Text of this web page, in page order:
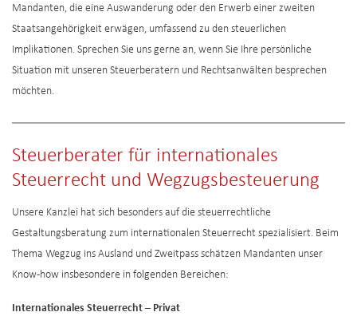
Mandanten, die eine Auswanderung oder den Erwerb einer zweiten
Staatsangehörigkeit erwägen, umfassend zu den steuerlichen
Implikationen. Sprechen Sie uns gerne an, wenn Sie Ihre persönliche
Situation mit unseren Steuerberatern und Rechtsanwälten besprechen
möchten.
Steuerberater für internationales
Steuerrecht und Wegzugsbesteuerung
Unsere Kanzlei hat sich besonders auf die steuerrechtliche
Gestaltungsberatung zum internationalen Steuerrecht spezialisiert. Beim
Thema Wegzug ins Ausland und Zweitpass schätzen Mandanten unser
Know-how insbesondere in folgenden Bereichen:
Internationales Steuerrecht – Privat